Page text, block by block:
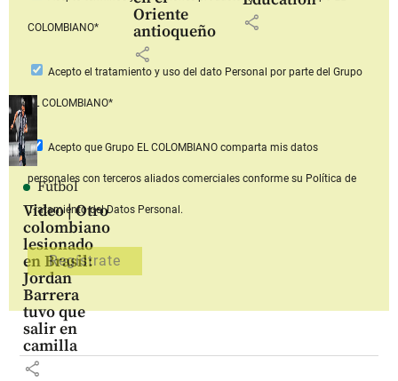
Oriente
antioqueño
share
share
Fútbol
Video | Otro
colombiano
lesionado
en Brasil:
Jordan
Barrera
tuvo que
salir en
camilla
share
COLOMBIANO*
Acepto el tratamiento y uso del dato Personal por parte del Grupo
EL COLOMBIANO*
Acepto que Grupo EL COLOMBIANOcomparta mis datos
personales con terceros aliados comerciales conforme su Política de
Tratamiento del Datos Personal.